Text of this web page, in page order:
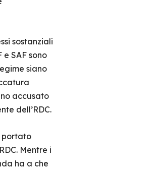
sostanziali
SAF sono
siano
accusato
dell’RDC.
portato
Mentre i
ha a che